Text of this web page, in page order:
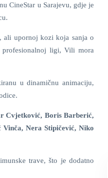
CineStar u Sarajevu, gdje je
ali upornoj kozi koja sanja o
ligi, Vili mora
u dinamičnu animaciju,
Cvjetković, Boris Barberić,
Nera Stipičević, Niko
trave, što je dodatno